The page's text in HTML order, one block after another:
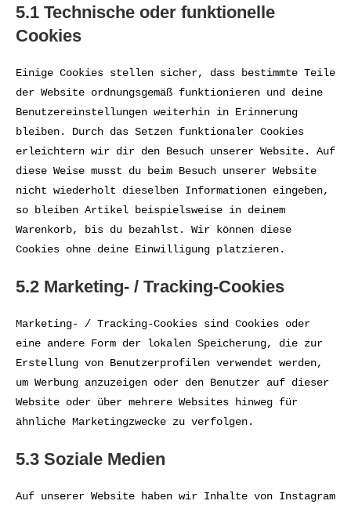
5.1 Technische oder funktionelle
Cookies
Einige Cookies stellen sicher, dass bestimmte Teile
der Website ordnungsgemäß funktionieren und deine
Benutzereinstellungen weiterhin in Erinnerung
bleiben. Durch das Setzen funktionaler Cookies
erleichtern wir dir den Besuch unserer Website. Auf
diese Weise musst du beim Besuch unserer Website
nicht wiederholt dieselben Informationen eingeben,
so bleiben Artikel beispielsweise in deinem
Warenkorb, bis du bezahlst. Wir können diese
Cookies ohne deine Einwilligung platzieren.
5.2 Marketing- / Tracking-Cookies
Marketing- / Tracking-Cookies sind Cookies oder
eine andere Form der lokalen Speicherung, die zur
Erstellung von Benutzerprofilen verwendet werden,
um Werbung anzuzeigen oder den Benutzer auf dieser
Website oder über mehrere Websites hinweg für
ähnliche Marketingzwecke zu verfolgen.
5.3 Soziale Medien
Auf unserer Website haben wir Inhalte von Instagram